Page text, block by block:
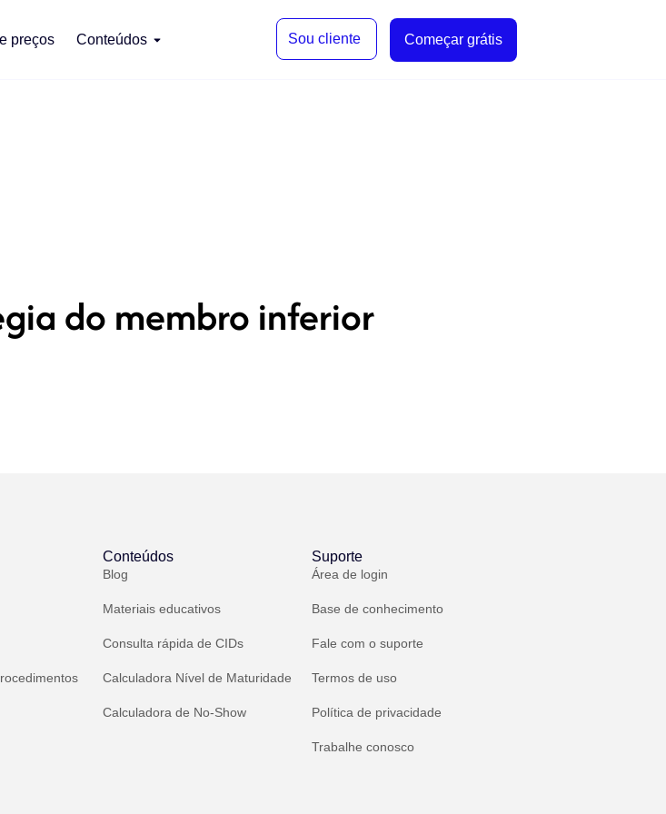
preços Conteúdos Sou cliente Começar grátis
do membro inferior
Conteúdos
Blog
Materiais educativos
Consulta rápida de CIDs
Calculadora Nível de Maturidade
Calculadora de No-Show
Suporte
Área de login
Base de conhecimento
Fale com o suporte
Termos de uso
Política de privacidade
Trabalhe conosco